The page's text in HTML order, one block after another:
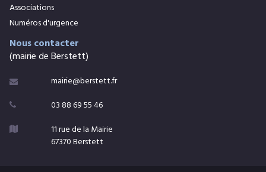
Associations
Numéros d'urgence
Nous contacter
(mairie de Berstett)
 mairie@berstett.fr
 03 88 69 55 46

11 rue de la Mairie
67370 Berstett